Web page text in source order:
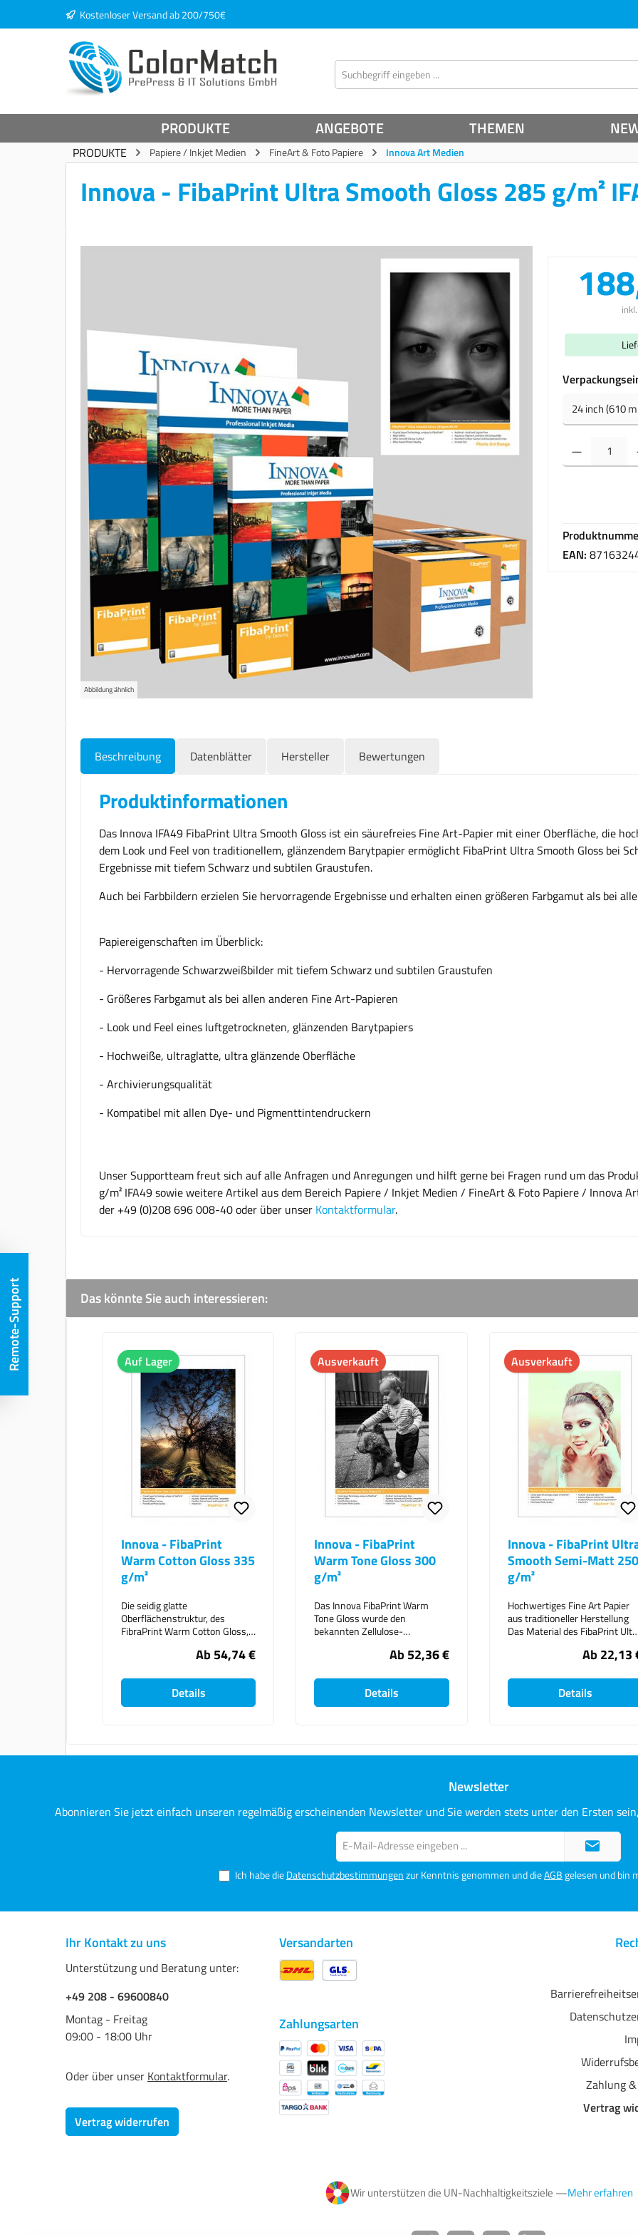
Zur Hauptnavigation springen
Kostenloser Versand ab 200/750€
PRODUKTE ANGEBOTE THEMEN
PRODUKTE Papiere / Inkjet Medien FineArt & Foto Papiere Innova Art Medien
Innova - FibaPrint Ultra Smooth Gloss 285 g/m²
Abbildung ähnlich
EAN:
Beschreibung Datenblätter Hersteller Bewertungen
Produktinformationen
Das Innova IFA49 FibaPrint Ultra Smooth Gloss ist ein säurefreies Fine Art-Papier mit einer Oberfläche, die
dem Look und Feel von traditionellem, glänzendem Barytpapier ermöglicht FibaPrint Ultra Smooth Gloss bei
Ergebnisse mit tiefem Schwarz und subtilen Graustufen.
Auch bei Farbbildern erzielen Sie hervorragende Ergebnisse und erhalten einen größeren Farbgamut als bei
Papiereigenschaften im Überblick:
- Hervorragende Schwarzweißbilder mit tiefem Schwarz und subtilen Graustufen
- Größeres Farbgamut als bei allen anderen Fine Art-Papieren
- Look und Feel eines luftgetrockneten, glänzenden Barytpapiers
- Hochweiße, ultraglatte, ultra glänzende Oberfläche
- Archivierungsqualität
- Kompatibel mit allen Dye- und Pigmenttintendruckern
Unser Supportteam freut sich auf alle Anfragen und Anregungen und hilft gerne bei Fragen rund um das
g/m² IFA49 sowie weitere Artikel aus dem Bereich Papiere / Inkjet Medien / FineArt & Foto Papiere / Innova
der +49 (0)208 696 008-40 oder über unser Kontaktformular.
Das könnte Sie auch interessieren:
Auf Lager
Innova - FibaPrint
Warm Cotton Gloss 335
g/m²
Die seidig glatte
Oberflächenstruktur, des
FibraPrint Warm Cotton Gloss,
natürlichen Eigenschaften
weißen Kunstdruckpapiers zu
erzeugen.Gleichzeitig wird die
natürliche Ästhetik bei diesem
mikroporös beschichtet, für
Papiereigenschaften im
Überblick: - 100% Baumwolle
basierende Fotoqualität -
kompatibel - Hervorragende
Ab 54,74 €
Details
Ausverkauft
Innova - FibaPrint
Warm Tone Gloss 300
g/m²
Das Innova FibaPrint Warm
Tone Gloss wurde den
bekannten Zellulose-
nachempfunden, so wie diese in
bisher eingesetzt wurden.300
Gramm/m² für alle
wasserbasierende
Papiereigenschaften im
Reproduktionen - Foto-
Postkarten (Kunstdrucke) -
Präsentationsmedium für
Kunstausstellungen
Ab 52,36 €
Details
Ausverkauft
Innova - FibaPrint
Smooth Semi-Matt 250
g/m²
Hochwertiges Fine Art Papier
aus traditioneller Herstellung
Das Material des FibaPrint
einem herkömmlichen
mit einer Säuresperrschicht
ausgestattet wurde. Die
mikroporöse, halb-matte
Die Alternative zu den digitalen
InnovaArt. Inova Art haben mit
FibaPrint Glanz Inkjet Papier
dem "Best Independent Inkjet
Paper" in der Technical Image
Press Association Awards
2006, die "Oscars" der
Überblick: - ultraglatte
Ab 22,13
Details
Newsletter
Abonnieren Sie jetzt einfach unseren regelmäßig erscheinenden Newsletter und Sie werden stets unter den Ersten
Mail-
Adresse*
Ich habe dieDatenschutzbestimmungenzur Kenntnis genommen und dieAGBgelesen und bin
Ihr Kontakt zu uns
Unterstützung und Beratung unter:
+49 208 - 69600840
Montag - Freitag
09:00 - 18:00 Uhr
Oder über unser Kontaktformular.
Vertrag widerrufen
Versandarten
Zahlungsarten
Zahlung
Vertrag
Wir unterstützen die UN-Nachhaltigkeitsziele —Mehr erfahren
Remote-Support